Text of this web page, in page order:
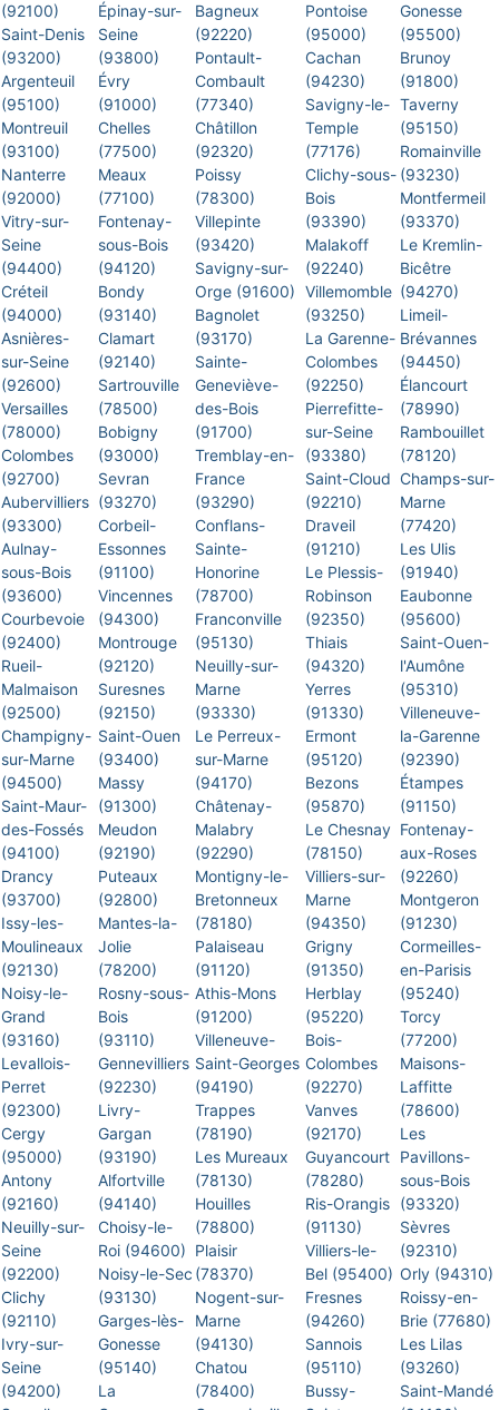
(92100)
Saint-Denis
(93200)
Argenteuil
(95100)
Montreuil
(93100)
Nanterre
(92000)
Vitry-sur-
Seine
(94400)
Créteil
(94000)
Asnières-
sur-Seine
(92600)
Versailles
(78000)
Colombes
(92700)
Aubervilliers
(93300)
Aulnay-
sous-Bois
(93600)
Courbevoie
(92400)
Rueil-
Malmaison
(92500)
Champigny-
sur-Marne
(94500)
Saint-Maur-
des-Fossés
(94100)
Drancy
(93700)
Issy-les-
Moulineaux
(92130)
Noisy-le-
Grand
(93160)
Levallois-
Perret
(92300)
Cergy
(95000)
Antony
(92160)
Neuilly-sur-
Seine
(92200)
Clichy
(92110)
Ivry-sur-
Seine
(94200)
Épinay-sur-
Seine
(93800)
Évry
(91000)
Chelles
(77500)
Meaux
(77100)
Fontenay-
sous-Bois
(94120)
Bondy
(93140)
Clamart
(92140)
Sartrouville
(78500)
Bobigny
(93000)
Sevran
(93270)
Corbeil-
Essonnes
(91100)
Vincennes
(94300)
Montrouge
(92120)
Suresnes
(92150)
Saint-Ouen
(93400)
Massy
(91300)
Meudon
(92190)
Puteaux
(92800)
Mantes-la-
Jolie
(78200)
Rosny-sous-
Bois
(93110)
Gennevilliers
(92230)
Livry-
Gargan
(93190)
Alfortville
(94140)
Choisy-le-
Roi (94600)
Noisy-le-Sec
(93130)
Garges-lès-
Gonesse
(95140)
La
Bagneux
(92220)
Pontault-
Combault
(77340)
Châtillon
(92320)
Poissy
(78300)
Villepinte
(93420)
Savigny-sur-
Orge (91600)
Bagnolet
(93170)
Sainte-
Geneviève-
des-Bois
(91700)
Tremblay-en-
France
(93290)
Conflans-
Sainte-
Honorine
(78700)
Franconville
(95130)
Neuilly-sur-
Marne
(93330)
Le Perreux-
sur-Marne
(94170)
Châtenay-
Malabry
(92290)
Montigny-le-
Bretonneux
(78180)
Palaiseau
(91120)
Athis-Mons
(91200)
Villeneuve-
Saint-Georges
(94190)
Trappes
(78190)
Les Mureaux
(78130)
Houilles
(78800)
Plaisir
(78370)
Nogent-sur-
Marne
(94130)
Chatou
(78400)
Pontoise
(95000)
Cachan
(94230)
Savigny-le-
Temple
(77176)
Clichy-sous-
Bois
(93390)
Malakoff
(92240)
Villemomble
(93250)
La Garenne-
Colombes
(92250)
Pierrefitte-
sur-Seine
(93380)
Saint-Cloud
(92210)
Draveil
(91210)
Le Plessis-
Robinson
(92350)
Thiais
(94320)
Yerres
(91330)
Ermont
(95120)
Bezons
(95870)
Le Chesnay
(78150)
Villiers-sur-
Marne
(94350)
Grigny
(91350)
Herblay
(95220)
Bois-
Colombes
(92270)
Vanves
(92170)
Guyancourt
(78280)
Ris-Orangis
(91130)
Villiers-le-
Bel (95400)
Fresnes
(94260)
Sannois
(95110)
Bussy-
Gonesse
(95500)
Brunoy
(91800)
Taverny
(95150)
Romainville
(93230)
Montfermeil
(93370)
Le Kremlin-
Bicêtre
(94270)
Limeil-
Brévannes
(94450)
Élancourt
(78990)
Rambouillet
(78120)
Champs-sur-
Marne
(77420)
Les Ulis
(91940)
Eaubonne
(95600)
Saint-Ouen-
l'Aumône
(95310)
Villeneuve-
la-Garenne
(92390)
Étampes
(91150)
Fontenay-
aux-Roses
(92260)
Montgeron
(91230)
Cormeilles-
en-Parisis
(95240)
Torcy
(77200)
Maisons-
Laffitte
(78600)
Les
Pavillons-
sous-Bois
(93320)
Sèvres
(92310)
Orly (94310)
Roissy-en-
Brie (77680)
Les Lilas
(93260)
Saint-Mandé